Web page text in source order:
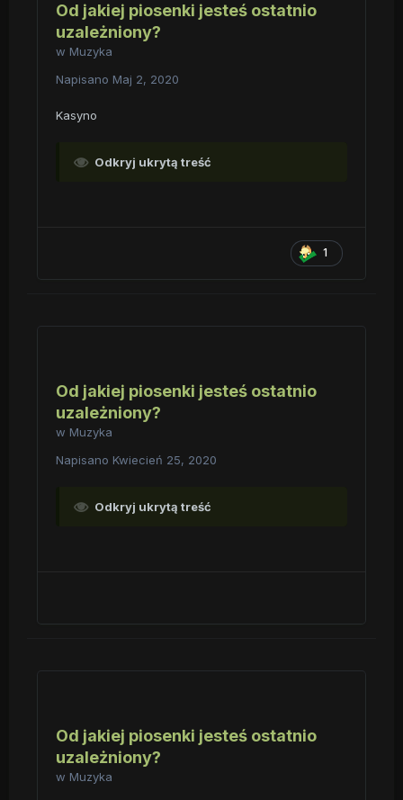
Od jakiej piosenki jesteś ostatnio
uzależniony?
w Muzyka
Napisano Maj 2, 2020
Kasyno
Odkryj ukrytą treść
1
Od jakiej piosenki jesteś ostatnio
uzależniony?
w Muzyka
Napisano Kwiecień 25, 2020
Odkryj ukrytą treść
Od jakiej piosenki jesteś ostatnio
uzależniony?
w Muzyka